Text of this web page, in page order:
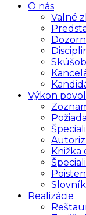
O nás
Valné
Výkon
Knižka
Slovník
Realizácie